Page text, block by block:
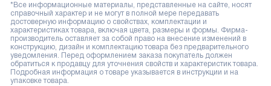
*Все информационные материалы, представленные на сайте, носят
справочный характер и не могут в полной мере передавать
достоверную информацию о свойствах, комплектации и
характеристиках товара, включая цвета, размеры и формы. Фирма-
производитель оставляет за собой право на внесение изменений в
конструкцию, дизайн и комплектацию товара без предварительного
уведомления. Перед оформлением заказа покупатель должен
обратиться к продавцу для уточнения свойств и характеристик товара.
Подробная информация о товаре указывается в инструкции и на
упаковке товара.